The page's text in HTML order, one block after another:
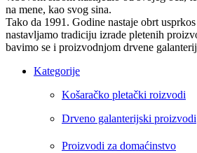
na mene, kao svog sina.
Tako da 1991. Godine nastaje obrt
nastavljamo tradiciju izrade pletenih
bavimo se i proizvodnjom drvene
Kategorije
Košaračko pletački roizvodi
Drveno galanterijski proizvodi
Proizvodi za domaćinstvo